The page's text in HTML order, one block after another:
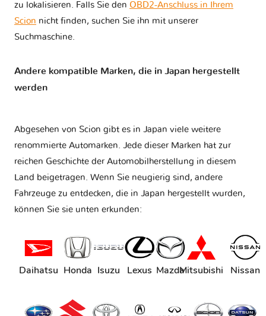
zu lokalisieren. Falls Sie den OBD2-Anschluss in Ihrem
Scion nicht finden, suchen Sie ihn mit unserer
Suchmaschine.
Andere kompatible Marken, die in Japan hergestellt
werden
Abgesehen von Scion gibt es in Japan viele weitere
renommierte Automarken. Jede dieser Marken hat zur
reichen Geschichte der Automobilherstellung in diesem
Land beigetragen. Wenn Sie neugierig sind, andere
Fahrzeuge zu entdecken, die in Japan hergestellt wurden,
können Sie sie unten erkunden:
Daihatsu Honda Isuzu Lexus MazdaMitsubishi Nissan